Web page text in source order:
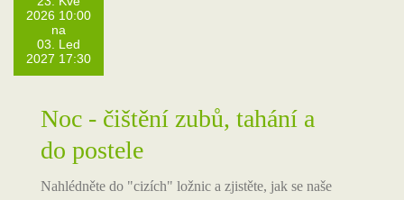
2026 10:00
na
03. Led
2027 17:30
Noc - čištění zubů, tahání a
do postele
Nahlédněte do "cizích" ložnic a zjistěte, jak se naše